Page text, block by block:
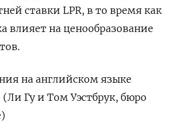
ставки LPR, в то время как
влияет на ценообразование
на английском языке
(Ли Гу и Том Уэстбрук, бюро